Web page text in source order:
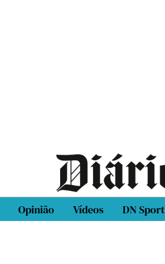
Opinião Vídeos DN Sport